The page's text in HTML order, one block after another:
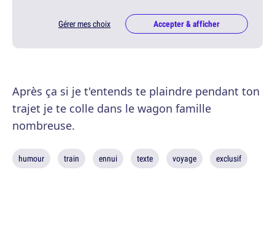
Gérer mes choix Accepter & afficher
Après ça si je t'entends te plaindre pendant ton
trajet je te colle dans le wagon famille
nombreuse.
humour train ennui texte voyage exclusif